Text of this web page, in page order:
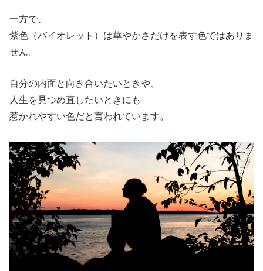
一方で、
紫色（バイオレット）は華やかさだけを表す色ではありま
せん。
自分の内面と向き合いたいときや、
人生を見つめ直したいときにも
惹かれやすい色だと言われています。